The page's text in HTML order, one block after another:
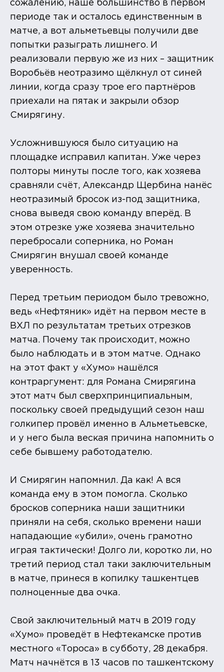
сожалению, наше большинство в первом
периоде так и осталось единственным в
матче, а вот альметьевцы получили две
попытки разыграть лишнего. И
реализовали первую же из них – защитник
Воробьёв неотразимо щёлкнул от синей
линии, когда сразу трое его партнёров
приехали на пятак и закрыли обзор
Смирягину.
Усложнившуюся было ситуацию на
площадке исправил капитан. Уже через
полторы минуты после того, как хозяева
сравняли счёт, Александр Щербина нанёс
неотразимый бросок из-под защитника,
снова выведя свою команду вперёд. В
этом отрезке уже хозяева значительно
перебросали соперника, но Роман
Смирягин внушал своей команде
уверенность.
Перед третьим периодом было тревожно,
ведь «Нефтяник» идёт на первом месте в
ВХЛ по результатам третьих отрезков
матча. Почему так происходит, можно
было наблюдать и в этом матче. Однако
на этот факт у «Хумо» нашёлся
контраргумент: для Романа Смирягина
этот матч был сверхпринципиальным,
поскольку своей предыдущий сезон наш
голкипер провёл именно в Альметьевске,
и у него была веская причина напомнить о
себе бывшему работодателю.
И Смирягин напомнил. Да как! А вся
команда ему в этом помогла. Сколько
бросков соперника наши защитники
приняли на себя, сколько времени наши
нападающие «убили», очень грамотно
играя тактически! Долго ли, коротко ли, но
третий период стал таки заключительным
в матче, принеся в копилку ташкентцев
полноценные два очка.
Свой заключительный матч в 2019 году
«Хумо» проведёт в Нефтекамске против
местного «Тороса» в субботу, 28 декабря.
Матч начнётся в 13 часов по ташкентскому